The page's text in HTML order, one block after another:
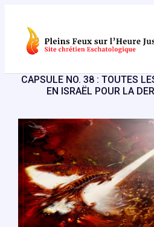
contenu
CAPSULE NO. 38 : TOUTES
EN ISRAËL POUR LA